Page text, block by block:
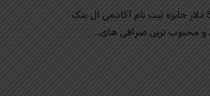
کد دعوت صرافی ال بانک LBank برای ایرانیان با 5 دلار جایزه ثبت نام آکادمی ال بنک